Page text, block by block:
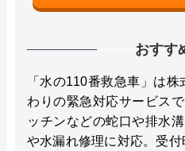
おすす
「水の110番救急車」は
わりの緊急対応サービス
ッチンなどの蛇口や排水
や水漏れ修理に対応。受付